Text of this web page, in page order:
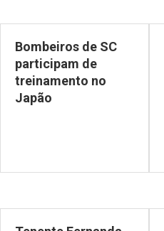
Bombeiros de SC
participam de
treinamento no
Japão